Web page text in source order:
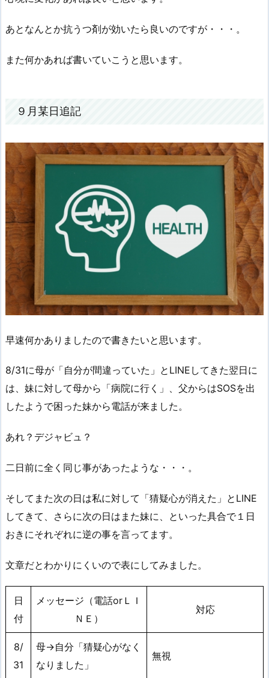
あとなんとか抗うつ剤が効いたら良いのですが・・・。
また何かあれば書いていこうと思います。
９月某日追記
早速何かありましたので書きたいと思います。
8/31に母が「自分が間違っていた」とLINEしてきた翌日に
は、妹に対して母から「病院に行く」、父からはSOSを出
したようで困った妹から電話が来ました。
あれ？デジャビュ？
二日前に全く同じ事があったような・・・。
そしてまた次の日は私に対して「猜疑心が消えた」とLINE
してきて、さらに次の日はまた妹に、といった具合で１日
おきにそれぞれに逆の事を言ってます。
文章だとわかりにくいので表にしてみました。
日
付
メッセージ（電話orＬＩ
ＮＥ）
対応
8/
31
母→自分「猜疑心がなく
なりました」
無視